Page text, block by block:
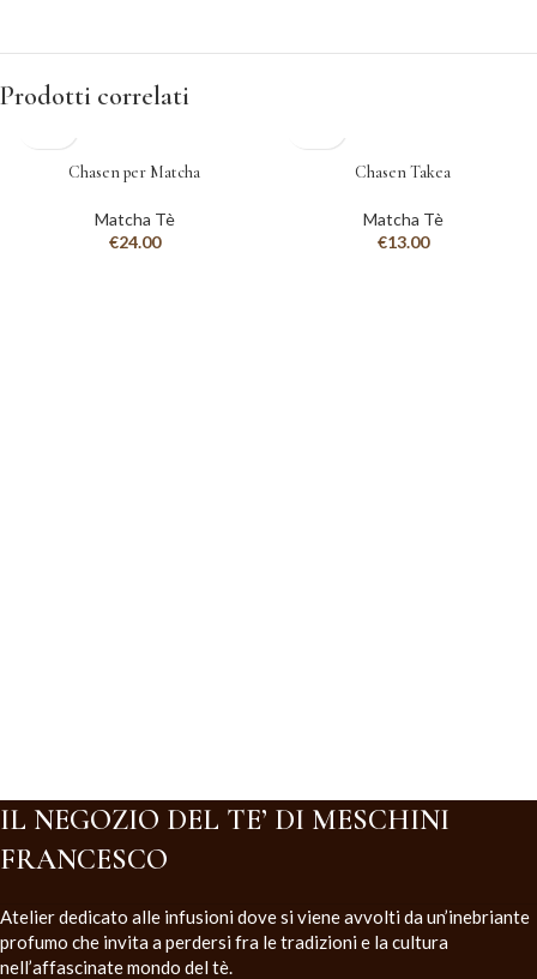
Prodotti correlati
Chasen per Matcha
Matcha Tè
€24.00
Chasen Takea
Matcha Tè
€13.00
IL NEGOZIO DEL TE’ DI MESCHINI
FRANCESCO
Atelier dedicato alle infusioni dove si viene avvolti da un’inebriante
profumo che invita a perdersi fra le tradizioni e la cultura
nell’affascinate mondo del tè.